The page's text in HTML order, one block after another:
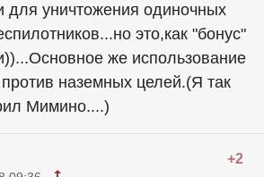
для уничтожения одиночных
это,как "бонус"
же использование
против наземных целей.(Я так
Мимино....)
+2